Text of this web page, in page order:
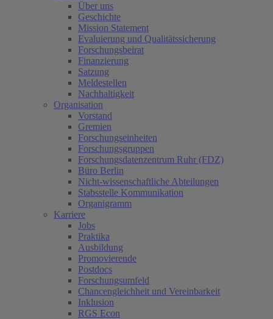
Über uns
Geschichte
Mission Statement
Evaluierung und Qualitätssicherung
Forschungsbeirat
Finanzierung
Satzung
Meldestellen
Nachhaltigkeit
Organisation
Vorstand
Gremien
Forschungseinheiten
Forschungsgruppen
Forschungsdatenzentrum Ruhr (FDZ)
Büro Berlin
Nicht-wissenschaftliche Abteilungen
Stabsstelle Kommunikation
Organigramm
Karriere
Jobs
Praktika
Ausbildung
Promovierende
Postdocs
Forschungsumfeld
Chancengleichheit und Vereinbarkeit
Inklusion
RGS Econ